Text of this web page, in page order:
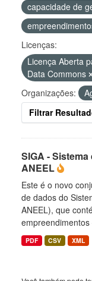
capacidade de
Licenças:
Licença Aberta
Data Commons
Organizações:
Filtrar
SIGA -
ANEEL
Este é o novo
de dados do
ANEEL), que
PDF CSV XML